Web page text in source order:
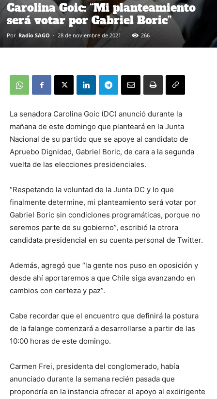
Carolina Goic: “Mi planteamiento
será votar por Gabriel Boric”
Por Radio SAGO - 28 de noviembre de 2021 266
La senadora Carolina Goic (DC) anunció durante la
mañana de este domingo que planteará en la Junta
Nacional de su partido que se apoye al candidato de
Apruebo Dignidad, Gabriel Boric, de cara a la segunda
vuelta de las elecciones presidenciales.
“Respetando la voluntad de la Junta DC y lo que
finalmente determine, mi planteamiento será votar por
Gabriel Boric sin condiciones programáticas, porque no
seremos parte de su gobierno”, escribió la otrora
candidata presidencial en su cuenta personal de Twitter.
Además, agregó que “la gente nos puso en oposición y
desde ahí aportaremos a que Chile siga avanzando en
cambios con certeza y paz”.
Cabe recordar que el encuentro que definirá la postura
de la falange comenzará a desarrollarse a partir de las
10:00 horas de este domingo.
Carmen Frei, presidenta del conglomerado, había
anunciado durante la semana recién pasada que
propondría en la instancia ofrecer el apoyo al exdirigente